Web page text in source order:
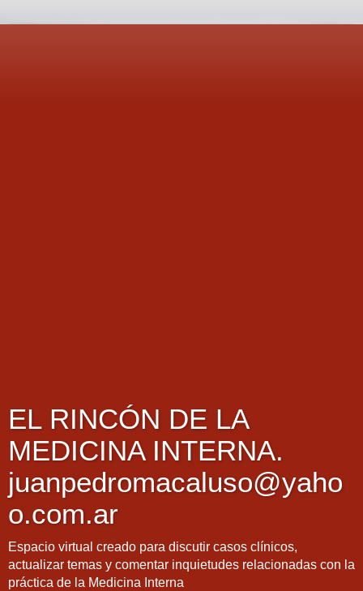
EL RINCÓN DE LA
MEDICINA INTERNA.
juanpedromacaluso@yaho
o.com.ar
Espacio virtual creado para discutir casos clínicos,
actualizar temas y comentar inquietudes relacionadas con la
práctica de la Medicina Interna